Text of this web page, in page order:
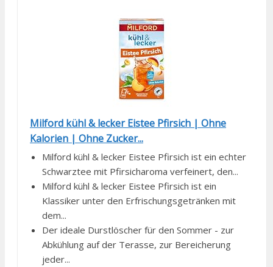
Milford kühl & lecker Eistee Pfirsich | Ohne
Kalorien | Ohne Zucker...
Milford kühl & lecker Eistee Pfirsich ist ein echter
Schwarztee mit Pfirsicharoma verfeinert, den...
Milford kühl & lecker Eistee Pfirsich ist ein
Klassiker unter den Erfrischungsgetränken mit
dem...
Der ideale Durstlöscher für den Sommer - zur
Abkühlung auf der Terasse, zur Bereicherung
jeder...